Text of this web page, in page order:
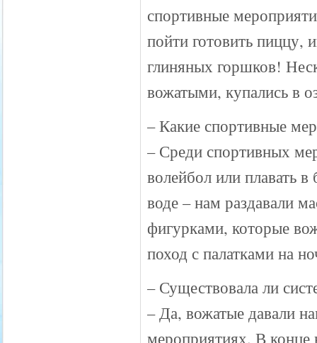
спортивные
пойти готовить пиццу,
глиняных горшков!
вожатыми, купались в
– Какие спортивные
– Среди спортивных
волейбол или плавать в
воде – нам раздавали
фигурками, которые
поход с палатками на
– Существовала ли
– Да, вожатые давали
мероприятиях. В конце